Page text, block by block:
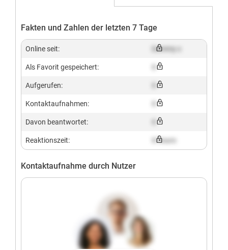
Fakten und Zahlen der letzten 7 Tage
Online seit: Dummy x
Als Favorit gespeichert:
Aufgerufen:
Kontaktaufnahmen:
Davon beantwortet:
Reaktionszeit: X hours
Kontaktaufnahme durch Nutzer